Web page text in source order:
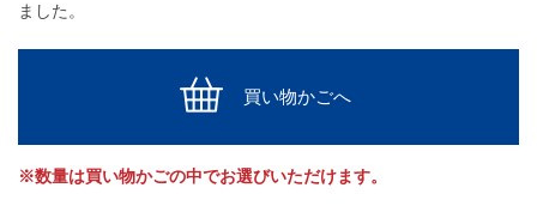
ました。
買い物かごへ
※数量は買い物かごの中でお選びいただけます。